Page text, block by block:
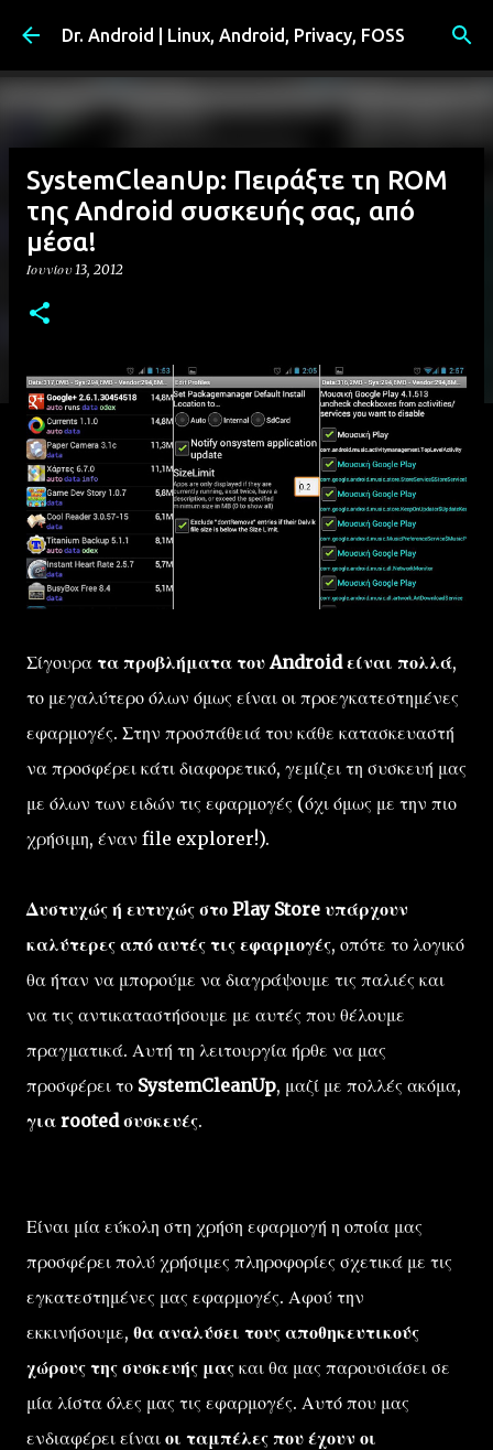
Μετάβαση στο κύριο περιεχόμενο
Dr. Android | Linux, Android, Privacy, FOSS
SystemCleanUp: Πειράξτε τη ROM
της Android συσκευής σας, από
μέσα!
Ιουνίου 13, 2012
Σίγουρα τα προβλήματα του Android είναι πολλά,
το μεγαλύτερο όλων όμως είναι οι προεγκατεστημένες
εφαρμογές. Στην προσπάθειά του κάθε κατασκευαστή
να προσφέρει κάτι διαφορετικό, γεμίζει τη συσκευή μας
με όλων των ειδών τις εφαρμογές (όχι όμως με την πιο
χρήσιμη, έναν file explorer!).
Δυστυχώς ή ευτυχώς στο Play Store υπάρχουν
καλύτερες από αυτές τις εφαρμογές, οπότε το λογικό
θα ήταν να μπορούμε να διαγράψουμε τις παλιές και
να τις αντικαταστήσουμε με αυτές που θέλουμε
πραγματικά. Αυτή τη λειτουργία ήρθε να μας
προσφέρει το SystemCleanUp, μαζί με πολλές ακόμα,
για rooted συσκευές.
Είναι μία εύκολη στη χρήση εφαρμογή η οποία μας
προσφέρει πολύ χρήσιμες πληροφορίες σχετικά με τις
εγκατεστημένες μας εφαρμογές. Αφού την
εκκινήσουμε, θα αναλύσει τους αποθηκευτικούς
χώρους της συσκευής μας και θα μας παρουσιάσει σε
μία λίστα όλες μας τις εφαρμογές. Αυτό που μας
ενδιαφέρει είναι οι ταμπέλες που έχουν οι